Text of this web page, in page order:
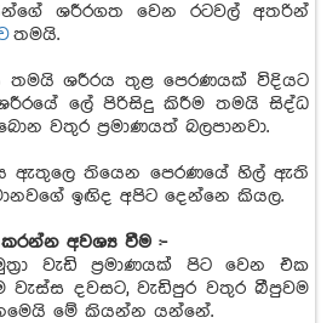
ශරීරගත වෙන රටවල් අතරින්
තමයි.
තමයි ශරීරය තුළ පෙරණයක් විදියට
ලේ පිරිසිදු කිරීම තමයි සිද්ධ
වතුර ප්‍රමාණයත් බලපානවා.
ඇතුලෙ තියෙන පෙරණයේ හිල් ඇති
ඉඟිද අපිට දෙන්නෙ කියල.
කරන්න අවශ්‍ය වීම :-
වැඩි ප්‍රමාණයක් පිට වෙන එක
වැස්ස දවසට, වැඩිපුර වතුර බීපුවම
මේ කියන්න යන්නේ.